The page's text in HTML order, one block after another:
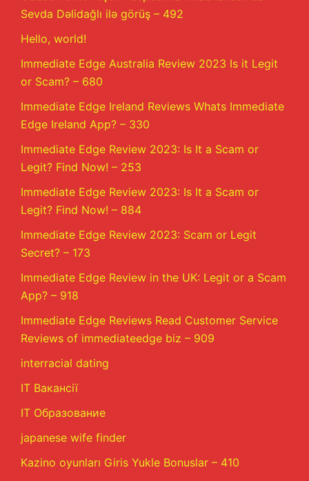
Sevda Dəlidağlı ilə görüş – 492
Hello, world!
Immediate Edge Australia Review 2023 Is it Legit
or Scam? – 680
Immediate Edge Ireland Reviews Whats Immediate
Edge Ireland App? – 330
Immediate Edge Review 2023: Is It a Scam or
Legit? Find Now! – 253
Immediate Edge Review 2023: Is It a Scam or
Legit? Find Now! – 884
Immediate Edge Review 2023: Scam or Legit
Secret? – 173
Immediate Edge Review in the UK: Legit or a Scam
App? – 918
Immediate Edge Reviews Read Customer Service
Reviews of immediateedge biz – 909
interracial dating
IT Вакансії
IT Образование
japanese wife finder
Kazino oyunları Giris Yukle Bonuslar – 410